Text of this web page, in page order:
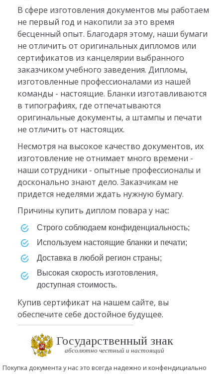
В сфере изготовления документов мы работаем
не первый год и накопили за это время
бесценный опыт. Благодаря этому, наши бумаги
не отличить от оригинальных дипломов или
сертификатов из канцелярии выбранного
заказчиком учебного заведения. Дипломы,
изготовленные профессионалами из нашей
команды - настоящие. Бланки изготавливаются
в типографиях, где отпечатываются
оригинальные документы, а штампы и печати
не отличить от настоящих.
Несмотря на высокое качество документов, их
изготовление не отнимает много времени -
наши сотрудники - опытные профессионалы и
досконально знают дело. Заказчикам не
придется неделями ждать нужную бумагу.
Причины купить диплом повара у нас:
Строго соблюдаем конфиденциальность;
Используем настоящие бланки и печати;
Доставка в любой регион страны;
Высокая скорость изготовления,
доступная стоимость.
Купив сертификат на нашем сайте, вы
обеспечите себе достойное будущее.
Государственный знак
абсолютно честный и настоящий
Покупка документа у нас это всегда надежно и конфендициально